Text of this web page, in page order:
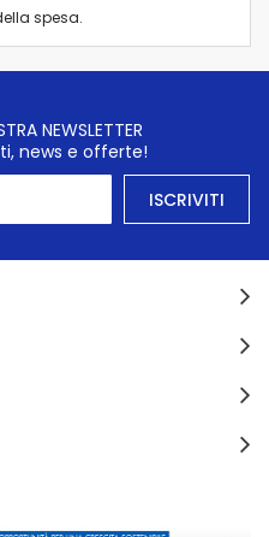
spesa.
NEWSLETTER
news e offerte!
ISCRIVITI